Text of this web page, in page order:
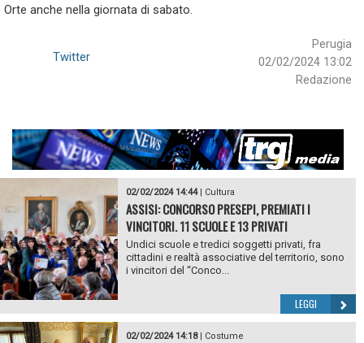
Orte anche nella giornata di sabato.
Perugia
02/02/2024 13:02
Redazione
Twitter
02/02/2024 14:44| Cultura
ASSISI: CONCORSO PRESEPI, PREMIATI I
VINCITORI. 11 SCUOLE E 13 PRIVATI
Undici scuole e tredici soggetti privati, fra
cittadini e realtà associative del territorio, sono
i vincitori del “Conco...
LEGGI
02/02/2024 14:18| Costume